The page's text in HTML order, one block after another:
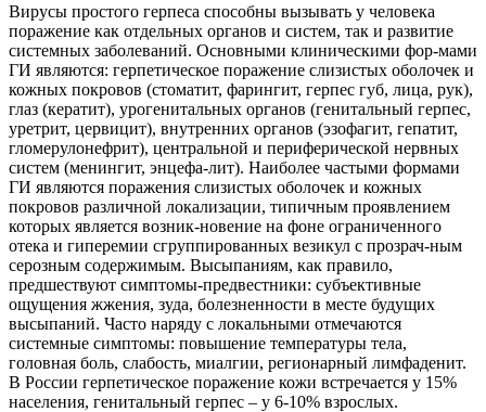
Вирусы простого герпеса способны вызывать у человека
поражение как отдельных органов и систем, так и развитие
системных заболеваний. Основными клиническими фор-мами
ГИ являются: герпетическое поражение слизистых оболочек и
кожных покровов (стоматит, фарингит, герпес губ, лица, рук),
глаз (кератит), урогенитальных органов (генитальный герпес,
уретрит, цервицит), внутренних органов (эзофагит, гепатит,
гломерулонефрит), центральной и периферической нервных
систем (менингит, энцефа-лит). Наиболее частыми формами
ГИ являются поражения слизистых оболочек и кожных
покровов различной локализации, типичным проявлением
которых является возник-новение на фоне ограниченного
отека и гиперемии сгруппированных везикул с прозрач-ным
серозным содержимым. Высыпаниям, как правило,
предшествуют симптомы-предвестники: субъективные
ощущения жжения, зуда, болезненности в месте будущих
высыпаний. Часто наряду с локальными отмечаются
системные симптомы: повышение температуры тела,
головная боль, слабость, миалгии, регионарный лимфаденит.
В России герпетическое поражение кожи встречается у 15%
населения, генитальный герпес – у 6-10% взрослых.